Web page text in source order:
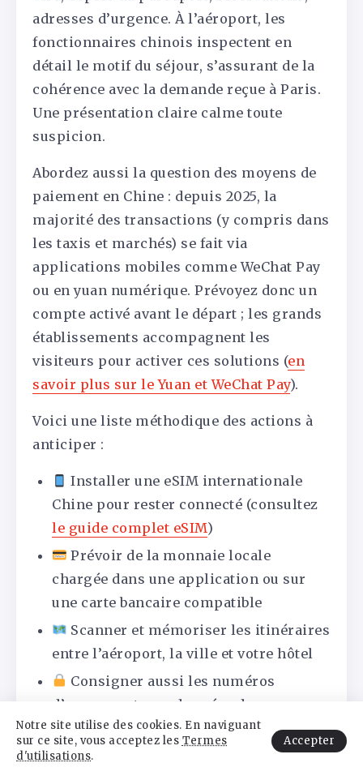
adresses d’urgence. À l’aéroport, les
fonctionnaires chinois inspectent en
détail le motif du séjour, s’assurant de la
cohérence avec la demande reçue à Paris.
Une présentation claire calme toute
suspicion.
Abordez aussi la question des moyens de
paiement en Chine : depuis 2025, la
majorité des transactions (y compris dans
les taxis et marchés) se fait via
applications mobiles comme WeChat Pay
ou en yuan numérique. Prévoyez donc un
compte activé avant le départ ; les grands
établissements accompagnent les
visiteurs pour activer ces solutions (en
savoir plus sur le Yuan et WeChat Pay).
Voici une liste méthodique des actions à
anticiper :
Installer une eSIM internationale
Chine pour rester connecté (consultez
le guide complet eSIM)
Prévoir de la monnaie locale
chargée dans une application ou sur
une carte bancaire compatible
Scanner et mémoriser les itinéraires
entre l’aéroport, la ville et votre hôtel
Consigner aussi les numéros
d’urgence et coordonnées de
l’Ambassade
L’accueil à la frontière chinoise reste
Notre site utilise des cookies. En naviguant
sur ce site, vous acceptez les Termes
d'utilisations.
Accepter